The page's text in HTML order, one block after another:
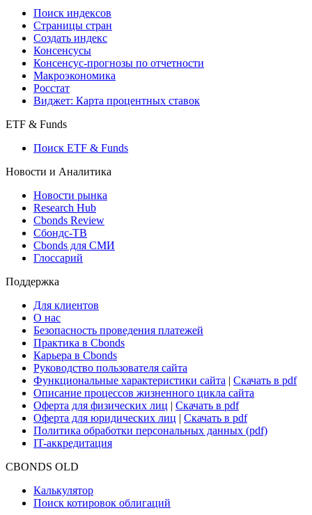
Поиск индексов
Страницы стран
Создать индекс
Консенсусы
Консенсус-прогнозы по отчетности
Макроэкономика
Росстат
Виджет: Карта процентных ставок
ETF & Funds
Поиск ETF & Funds
Новости и Аналитика
Новости рынка
Research Hub
Cbonds Review
Сбондс-ТВ
Cbonds для СМИ
Глоссарий
Поддержка
Для клиентов
О нас
Безопасность проведения платежей
Практика в Cbonds
Карьера в Cbonds
Руководство пользователя сайта
Функциональные характеристики сайта | Скачать в pdf
Описание процессов жизненного цикла сайта
Оферта для физических лиц | Скачать в pdf
Оферта для юридических лиц | Скачать в pdf
Политика обработки персональных данных (pdf)
IT-аккредитация
CBONDS OLD
Калькулятор
Поиск котировок облигаций